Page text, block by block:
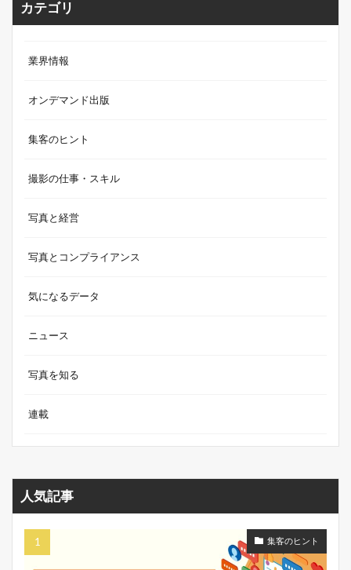
カテゴリ
業界情報
オンデマンド出版
集客のヒント
撮影の仕事・スキル
写真と経営
写真とコンプライアンス
気になるデータ
ニュース
写真を知る
連載
人気記事
集客のヒント